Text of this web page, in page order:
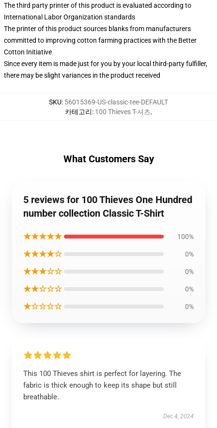
The third party printer of this product is evaluated according to
International Labor Organization standards
The printer of this product sources blanks from manufacturers
committed to improving cotton farming practices with the Better
Cotton Initiative
Since every item is made just for you by your local third-party fulfiller,
there may be slight variances in the product received
SKU: 56015369-US-classic-tee-DEFAULT
카테고리: 100 Thieves T-셔츠,
What Customers Say
5 reviews for 100 Thieves One Hundred
number collection Classic T-Shirt
★★★★★ 100%
★★★★☆ 0%
★★★☆☆ 0%
★★☆☆☆ 0%
★☆☆☆☆ 0%
This 100 Thieves shirt is perfect for layering. The
fabric is thick enough to keep its shape but still
breathable.
Dec 4, 2024